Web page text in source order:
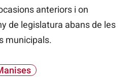
anteriors i on
de legislatura abans de les
municipals.